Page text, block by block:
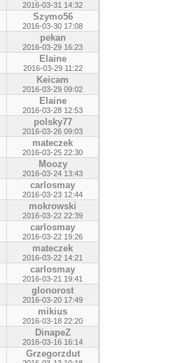
2016-03-31 14:32
Szymo56
2016-03-30 17:08
pekan
2016-03-29 16:23
Elaine
2016-03-29 11:22
Keicam
2016-03-29 09:02
Elaine
2016-03-28 12:53
polsky77
2016-03-26 09:03
mateczek
2016-03-25 22:30
Moozy
2016-03-24 13:43
carlosmay
2016-03-23 12:44
mokrowski
2016-03-22 22:39
carlosmay
2016-03-22 19:26
mateczek
2016-03-22 14:21
carlosmay
2016-03-21 19:41
glonorost
2016-03-20 17:49
mikius
2016-03-18 22:20
DinapeZ
2016-03-16 16:14
Grzegorzdut